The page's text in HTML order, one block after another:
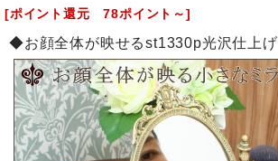
[ポイント還元 78ポイント～]
◆お顔全体が映せるst1330p光沢仕上げ